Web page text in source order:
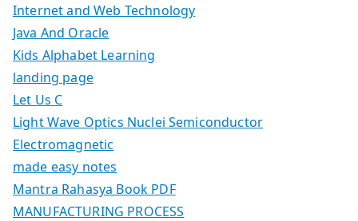
Internet and Web Technology
Java And Oracle
Kids Alphabet Learning
landing page
Let Us C
Light Wave Optics Nuclei Semiconductor
Electromagnetic
made easy notes
Mantra Rahasya Book PDF
MANUFACTURING PROCESS